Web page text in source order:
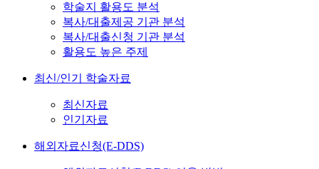
학술지 활용도 분석
복사/대출제공 기관 분석
복사/대출신청 기관 분석
활용도 높은 주제
최신/인기 학술자료
최신자료
인기자료
해외자료신청(E-DDS)